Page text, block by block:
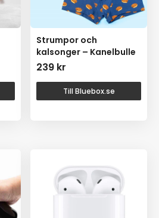
Strumpor och
kalsonger – Kanelbulle
239 kr
Till Bluebox.se